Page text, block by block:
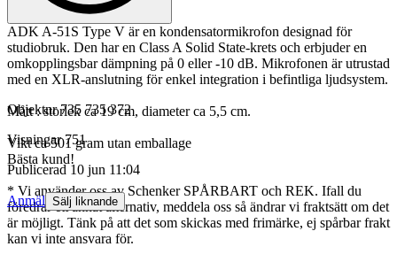
ADK A-51S Type V är en kondensatormikrofon designad för
studiobruk. Den har en Class A Solid State-krets och erbjuder en
omkopplingsbar dämpning på 0 eller -10 dB. Mikrofonen är utrustad
med en XLR-anslutning för enkel integration i befintliga ljudsystem.
Mått : storlek ca 19 cm, diameter ca 5,5 cm.
Vikt ca 501 gram utan emballage
Bästa kund!
* Vi använder oss av Schenker SPÅRBART och REK. Ifall du
föredrar ett annat alternativ, meddela oss så ändrar vi fraktsätt om det
är möjligt. Tänk på att det som skickas med frimärke, ej spårbar frakt
kan vi inte ansvara för.
Objektnr 735 735 372
Visningar 751
Publicerad 10 jun 11:04
Anmäl Sälj liknande